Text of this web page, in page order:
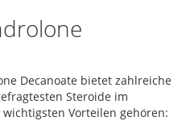
Decanoate bietet zahlreiche
Steroide im
Vorteilen gehören: